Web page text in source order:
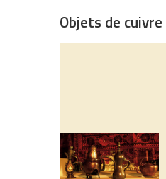
Objets de cuivre